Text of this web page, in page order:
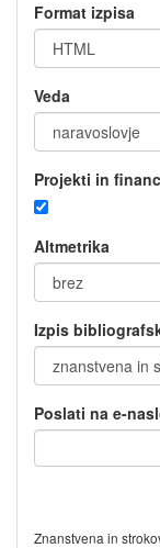
Format izpisa
Veda
Projekti in
Altmetrika
Izpis
Poslati na e-
Znanstvena in